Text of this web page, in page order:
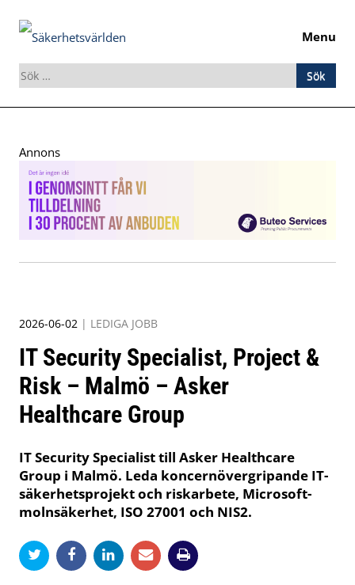
Menu
Sök
efter:
to
content
Annons
2026-06-02 | LEDIGA JOBB
IT Security Specialist, Project &
Risk – Malmö – Asker
Healthcare Group
IT Security Specialist till Asker Healthcare
Group i Malmö. Leda koncernövergripande IT-
säkerhetsprojekt och riskarbete, Microsoft-
molnsäkerhet, ISO 27001 och NIS2.